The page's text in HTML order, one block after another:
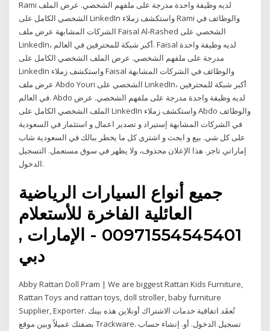
Rami لديه وظيفة واحدة مدرجة على ملفهم الشخصي. عرض الملف
الشخصي الكامل على LinkedIn واستكشف زملاء Rami والوظائف في
الشركات المشابهة عرض ملف Faisal Al-Rashed الشخصي على
LinkedIn، أكبر شبكة للمحترفين في العالم. Faisal لديه وظيفة واحدة
مدرجة على ملفهم الشخصي. عرض الملف الشخصي الكامل على
LinkedIn واستكشف زملاء Faisal والوظائف في الشركات المشابهة
عرض ملف Abdo Youri الشخصي على LinkedIn، أكبر شبكة للمحترفين
في العالم. Abdo لديه وظيفة واحدة مدرجة على ملفهم الشخصي. عرض
الملف الشخصي الكامل على LinkedIn واستكشف زملاء Abdo والوظائف
في الشركات المشابهة إستيراد و تصدير اعمال و استثمار في السعودية
على كل شي. بيع و ابحث و اشتري كل ما يخطر ببالك في السعودية شاب
إماراتي تاجر. هذا الإعلان محذوف، ولا يظهر في سوق مستعمل. التسجيل
الدخول.
جميع أنواع السيارات الرياضية
العائلية الفاخرة للأستعلام
00971554545401 - الإمارات ,
دبي
Abby Rattan Doll Pram | We are biggest Rattan Kids Furniture,
Rattan Toys and rattan toys, doll stroller, baby furniture
Supplier, Exporter. تُعقَد اتفاقية خدمات الاشتراك أونلاين هذه بينك
بصفتك عميلاً وبين موقع Trасkwаrе. تسجيل الدخول. أو. إنشاء حساب